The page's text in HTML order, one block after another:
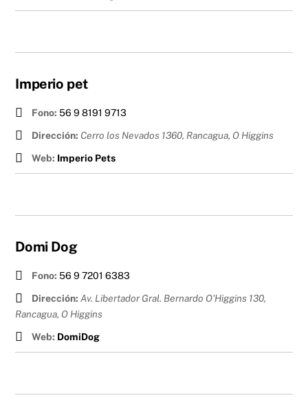
Imperio pet
Fono: 56 9 8191 9713
Dirección: Cerro los Nevados 1360, Rancagua, O Higgins
Web: Imperio Pets
Domi Dog
Fono: 56 9 7201 6383
Dirección: Av. Libertador Gral. Bernardo O'Higgins 130,
Rancagua, O Higgins
Web: DomiDog